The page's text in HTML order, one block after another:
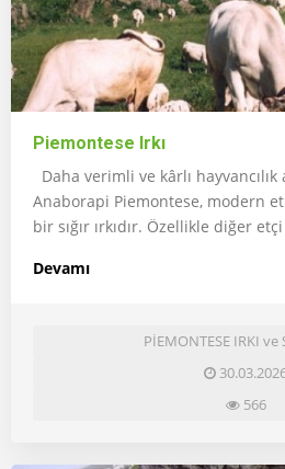
Piemontese Irkı
Daha verimli ve kârlı
Anaborapi Piemontese, modern
bir sığır ırkıdır. Özellikle diğer etçi
Devamı
PİEMONTESE IRKI ve
566